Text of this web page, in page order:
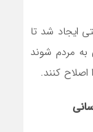
ایجاد شد تا
به مردم شوند
اصلاح کنند.